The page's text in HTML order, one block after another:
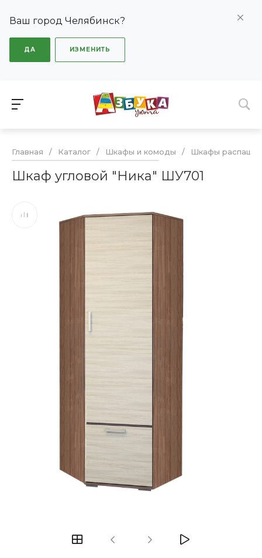
Ваш город Челябинск?
ДА ИЗМЕНИТЬ
Главная / Каталог / Шкафы и комоды / Шкафы
Шкаф угловой "Ника" ШУ701